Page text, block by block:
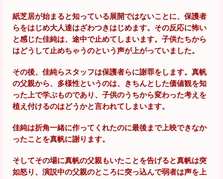
紙芝居が始まると知っている展開ではないことに、保護者
らをはじめ大人達はざわつきはじめます。その反応に怖い
と感じた佳純は、途中で止めてしまいます。子供たちから
はどうして止めちゃうのという声が上がっていました。
その後、佳純らスタッフは保護者らに謝罪をします。真帆
の父親から、多様性というのは、きちんとした価値観を知
った上で学ぶものであり、子供のうちから変わった考えを
植え付けるのはどうかと言われてしまいます。
佳純は折角一緒に作ってくれたのに最後まで上映できなか
ったことを真帆に謝ります。
そしてその場に真帆の父親もいたことを告げると真帆は突
如怒り、演説中の父親のところに突っ込んで弱者は声を上